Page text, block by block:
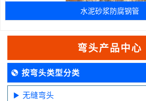
水泥砂浆防腐钢管
弯头产品中心
按弯头类型分类
无缝弯头